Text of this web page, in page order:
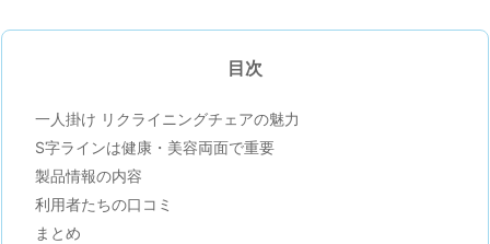
目次
一人掛け リクライニングチェアの魅力
S字ラインは健康・美容両面で重要
製品情報の内容
利用者たちの口コミ
まとめ